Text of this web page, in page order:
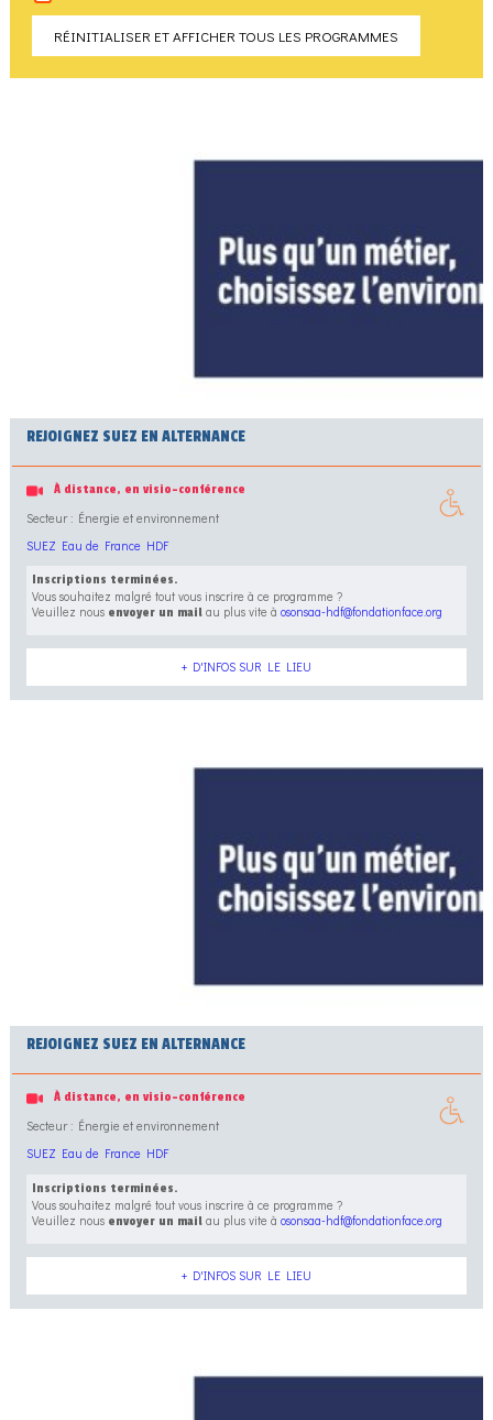
RÉINITIALISER ET AFFICHER TOUS LES PROGRAMMES
REJOIGNEZ SUEZ EN ALTERNANCE
À distance, en visio-conférence
Secteur : Énergie et environnement
SUEZ Eau de France HDF
Inscriptions terminées.
Vous souhaitez malgré tout vous inscrire à ce programme ?
Veuillez nous envoyer un mailau plus vite à osonsaa-hdf@fondationface.org
+ D'INFOS SUR LE LIEU
REJOIGNEZ SUEZ EN ALTERNANCE
À distance, en visio-conférence
Secteur : Énergie et environnement
SUEZ Eau de France HDF
Inscriptions terminées.
Vous souhaitez malgré tout vous inscrire à ce programme ?
Veuillez nous envoyer un mailau plus vite à osonsaa-hdf@fondationface.org
+ D'INFOS SUR LE LIEU